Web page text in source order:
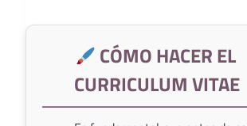
CÓMO HACER EL
CURRICULUM VITAE